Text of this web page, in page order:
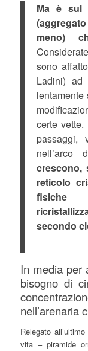
Ma è sul
meno)
sono
Ladini) ad
certe
passaggi,
nell’arco
crescono,
reticolo
fisiche
secondo
In media per
bisogno di
nell’arenaria
Relegato
vita – piramide